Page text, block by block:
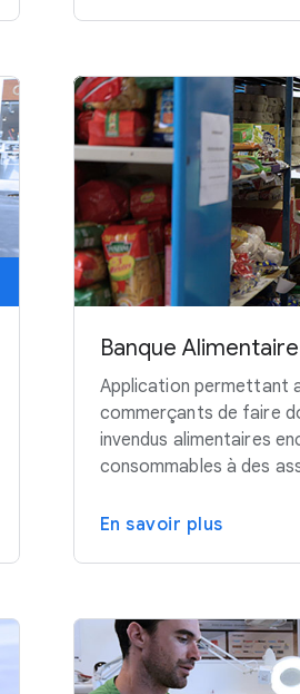
Banque
Application permettant
commerçants de faire
invendus alimentaires
consommables à des
En savoir plus